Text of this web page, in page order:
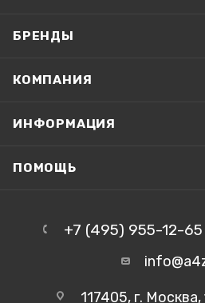
БРЕНДЫ
КОМПАНИЯ
ИНФОРМАЦИЯ
ПОМОЩЬ
+7 (495) 955-12-65
117405, г.